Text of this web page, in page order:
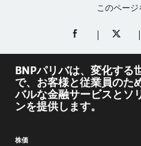
このペー
FACEBOOKでシ
BNPパリバは、変化する
で、お客様と従業員のた
バルな金融サービスとソ
ンを提供します。
株価